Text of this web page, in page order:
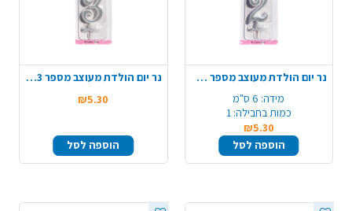
נר יום הולדת מעוצב מספר 2 - כסף
מידה: 6 ס"מ
כמות בחבילה: 1
₪5.30
הוספה לסל
נר יום הולדת מעוצב מספר 3 - כסף
₪5.30
הוספה לסל